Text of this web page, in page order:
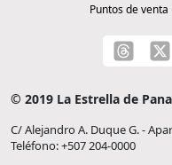
Puntos de venta
© 2019 La Estrella de
C/ Alejandro A. Duque G. -
Teléfono: +507 204-0000